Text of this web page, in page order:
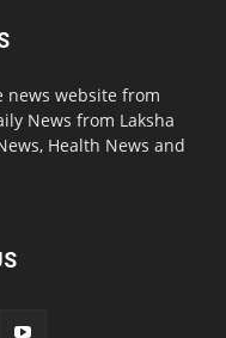
news website from
News from Laksha
Health News and